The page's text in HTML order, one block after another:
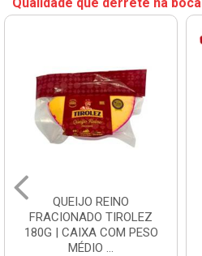
QUEIJO REINO
FRACIONADO TIROLEZ
180G | CAIXA COM PESO
MÉDIO ...